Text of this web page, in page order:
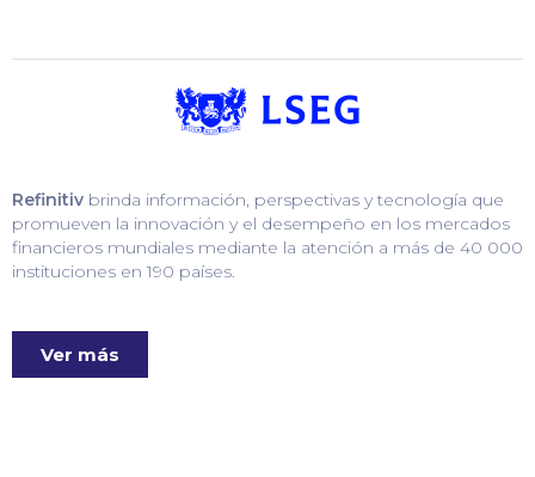
Refinitiv brinda información, perspectivas y tecnología que
promueven la innovación y el desempeño en los mercados
financieros mundiales mediante la atención a más de 40 000
instituciones en 190 países.
Ver más